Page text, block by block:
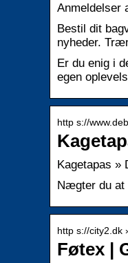
Anmeldelser
Bestil dit
nyheder.
Er du enig i
egen
http s://
Kagetapas »
Nægter du at
http s://city2.dk
Føtex |